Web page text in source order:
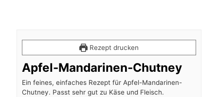
Rezept drucken
Apfel-Mandarinen-Chutney
Ein feines, einfaches Rezept für Apfel-Mandarinen-
Chutney. Passt sehr gut zu Käse und Fleisch.